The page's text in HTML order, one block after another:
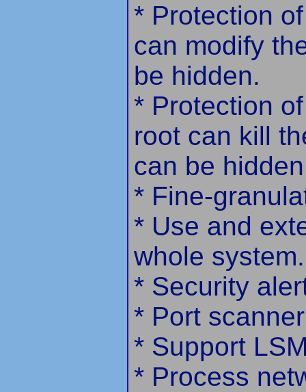
* Protection
can modify
be hidden.
* Protection
root can kill
can be
* Fine-
* Use and
whole system.
* Security
* Port
* Support
* Process